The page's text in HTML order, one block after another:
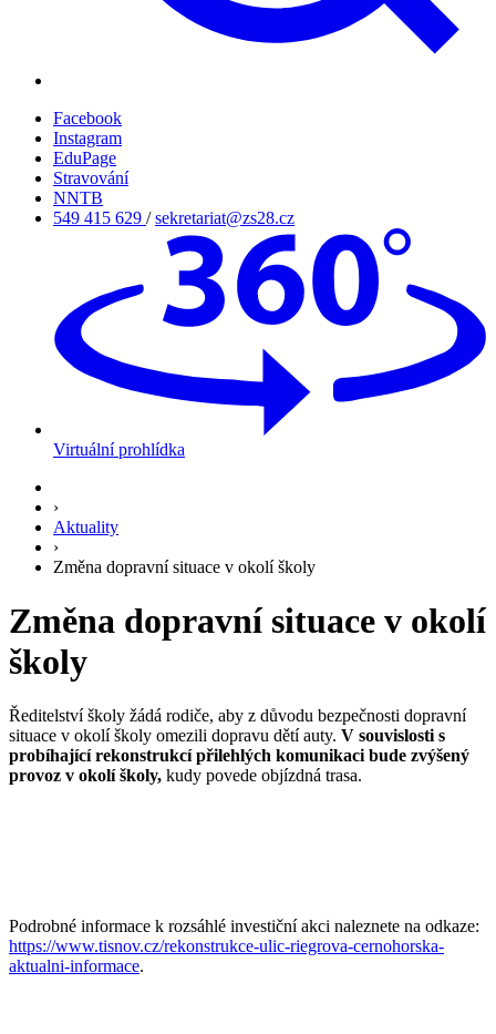
Facebook
Instagram
EduPage
Stravování
NNTB
549 415 629 /sekretariat@zs28.cz
Virtuální prohlídka
›
Aktuality
›
Změna dopravní situace v okolí školy
Změna dopravní situace v okolí
školy
Ředitelství školy žádá rodiče, aby z důvodu bezpečnosti dopravní
situace v okolí školy omezili dopravu dětí auty. V souvislosti s
probíhající rekonstrukcí přilehlých komunikaci bude zvýšený
provoz v okolí školy, kudy povede objízdná trasa.
Podrobné informace k rozsáhlé investiční akci naleznete na odkaze:
https://www.tisnov.cz/rekonstrukce-ulic-riegrova-cernohorska-
aktualni-informace.